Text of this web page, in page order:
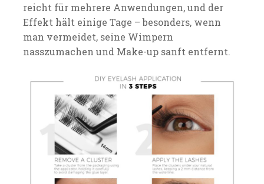
reicht für mehrere Anwendungen, und der
Effekt hält einige Tage – besonders, wenn
man vermeidet, seine Wimpern
nasszumachen und Make-up sanft entfernt.